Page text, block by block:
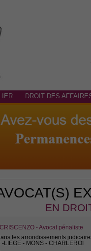
DROIT DES
EN
- Avocat pénaliste
les arrondissements
-LIEGE - MONS - CHARLEROI